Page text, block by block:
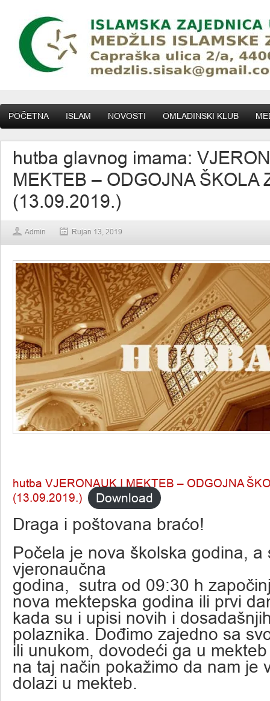
POČETNA ISLAM NOVOSTI OMLADINSKI KLUB
hutba glavnog imama:
MEKTEB – ODGOJNA ŠKOLA
(13.09.2019.)
Admin Rujan 13, 2019
hutba VJERONAUK I MEKTEB – ODGOJNA
(13.09.2019.)
Download
Draga i poštovana braćo!
Počela je nova školska godina, a
vjeronaučna
godina, sutra od 09:30 h
nova mektepska godina ili prvi
kada su i upisi novih i
polaznika. Dođimo zajedno sa
ili unukom, dovodeći ga u
na taj način pokažimo da nam je
dolazi u mekteb.